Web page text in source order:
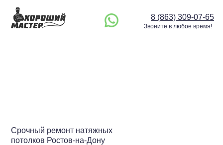
Срочный ремонт натяжных
потолков Ростов-на-Дону
8 (863) 309-07-65
Звоните в любое время!